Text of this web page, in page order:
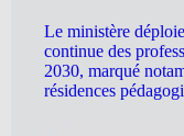
Le ministère
continue des
2030, marqué
résidences